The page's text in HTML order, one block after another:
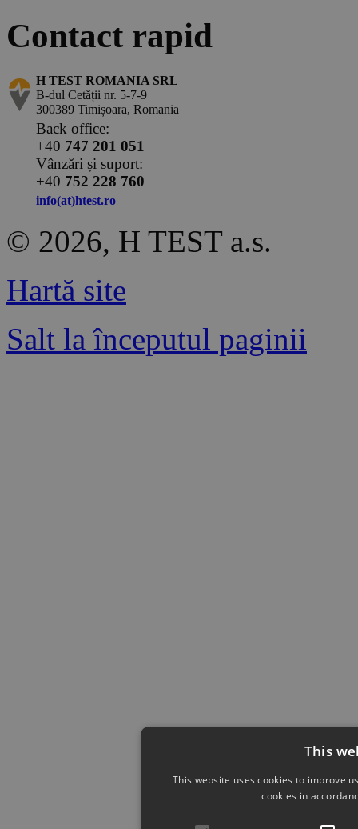
Contact rapid
H TEST ROMANIA SRL
B-dul Cetății nr. 5-7-9
300389 Timișoara, Romania
Back office:
+40 747 201 051
Vânzări și suport:
+40 752 228 760
info(at)htest.ro
© 2026, H TEST a.s.
Hartă site
Salt la începutul paginii
This
This website uses cookies to improve
cookies in